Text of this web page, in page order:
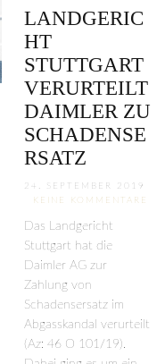
LANDGERIC
HT
STUTTGART
VERURTEILT
DAIMLER ZU
SCHADENSE
RSATZ
24. SEPTEMBER 2019
KEINE KOMMENTARE
Das Landgericht
Stuttgart hat die
Daimler AG zur
Zahlung von
Schadensersatz im
Abgasskandal verurteilt
(Az: 46 O 101/19).